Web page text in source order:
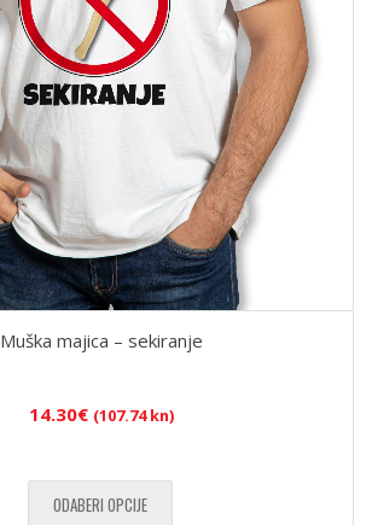
Muška majica – sekiranje
14.30€ (107.74 kn)
ODABERI OPCIJE